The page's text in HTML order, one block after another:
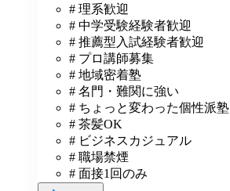
# 理系歓迎
# 中学受験経験者歓迎
# 推薦型入試経験者歓迎
# プロ講師募集
# 地域密着塾
# 名門・難関に強い
# ちょっと変わった個性派塾
# 茶髪OK
# ビジネスカジュアル
# 職場禁煙
# 面接1回のみ